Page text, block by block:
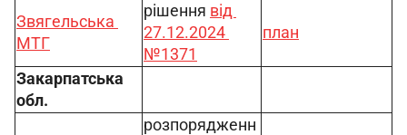
Звягельська
МТГ
рішення від
27.12.2024
№1371
план
Закарпатська
обл.
розпорядженн